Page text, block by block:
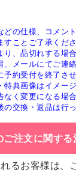
の仕様、コメン
ことご了承くださ
、品切れする場
、メールにてご連
約受付を終了さ
典画像はイメー
く変更になる場合
交換・返品は行
ご注文に関する
るお客様は、